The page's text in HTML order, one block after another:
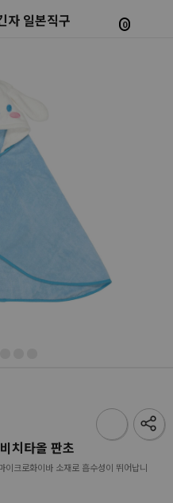
0
치타올 판초
크로화이바 소재로 흡수성이 뛰어납니